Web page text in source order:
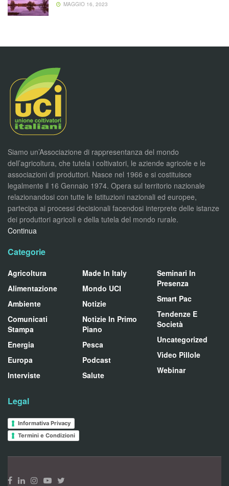
MAGGIO 16, 2023
Siamo un’Associazione di rappresentanza del mondo
dell’agricoltura, che tutela i coltivatori, le aziende agricole e le
associazioni di produttori. Nasce nel 1966 e si costituisce
legalmente il 16 Gennaio 1974. Opera sul territorio nazionale
relazionandosi con tutte le Istituzioni nazionali ed europee,
partecipa ai processi decisionali facendosi interprete delle istanze
dei produttori agricoli e della tutela del mondo rurale.
Continua
Categorie
Agricoltura
Alimentazione
Ambiente
Comunicati
Stampa
Energia
Europa
Interviste
Made In Italy
Mondo UCI
Notizie
Notizie In Primo
Piano
Pesca
Podcast
Salute
Seminari In
Presenza
Smart Pac
Tendenze E
Società
Uncategorized
Video Pillole
Webinar
Legal
Informativa Privacy
Termini e Condizioni